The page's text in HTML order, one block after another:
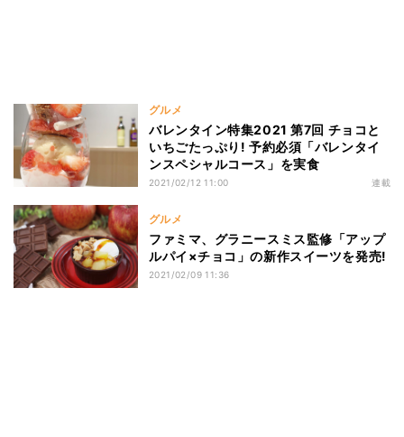
グルメ
バレンタイン特集2021 第7回 チョコと
いちごたっぷり! 予約必須「バレンタイ
ンスペシャルコース」を実食
2021/02/12 11:00 連載
グルメ
ファミマ、グラニースミス監修「アップ
ルパイ×チョコ」の新作スイーツを発売!
2021/02/09 11:36